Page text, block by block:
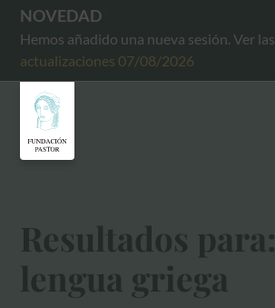
NOVEDAD
Hemos añadido una nueva sesión. Ver las
actualizaciones 07/08/2026
Resultados para:
lengua griega